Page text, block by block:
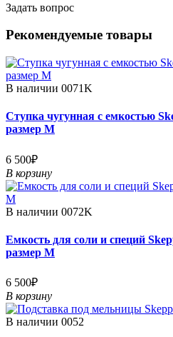
Задать вопрос
Рекомендуемые товары
В наличии 0071K
Ступка чугунная с емкостью
размер M
6 500₽
В корзину
В наличии 0072K
Емкость для соли и специй
размер M
6 500₽
В корзину
В наличии 0052